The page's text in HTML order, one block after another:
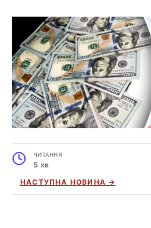
ЧИТАННЯ
5 хв
НАСТУПНА НОВИНА →